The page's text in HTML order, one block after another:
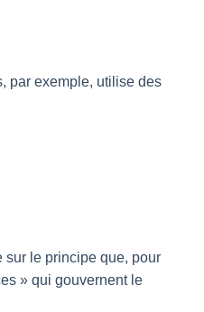
par exemple, utilise des
sur le principe que, pour
» qui gouvernent le